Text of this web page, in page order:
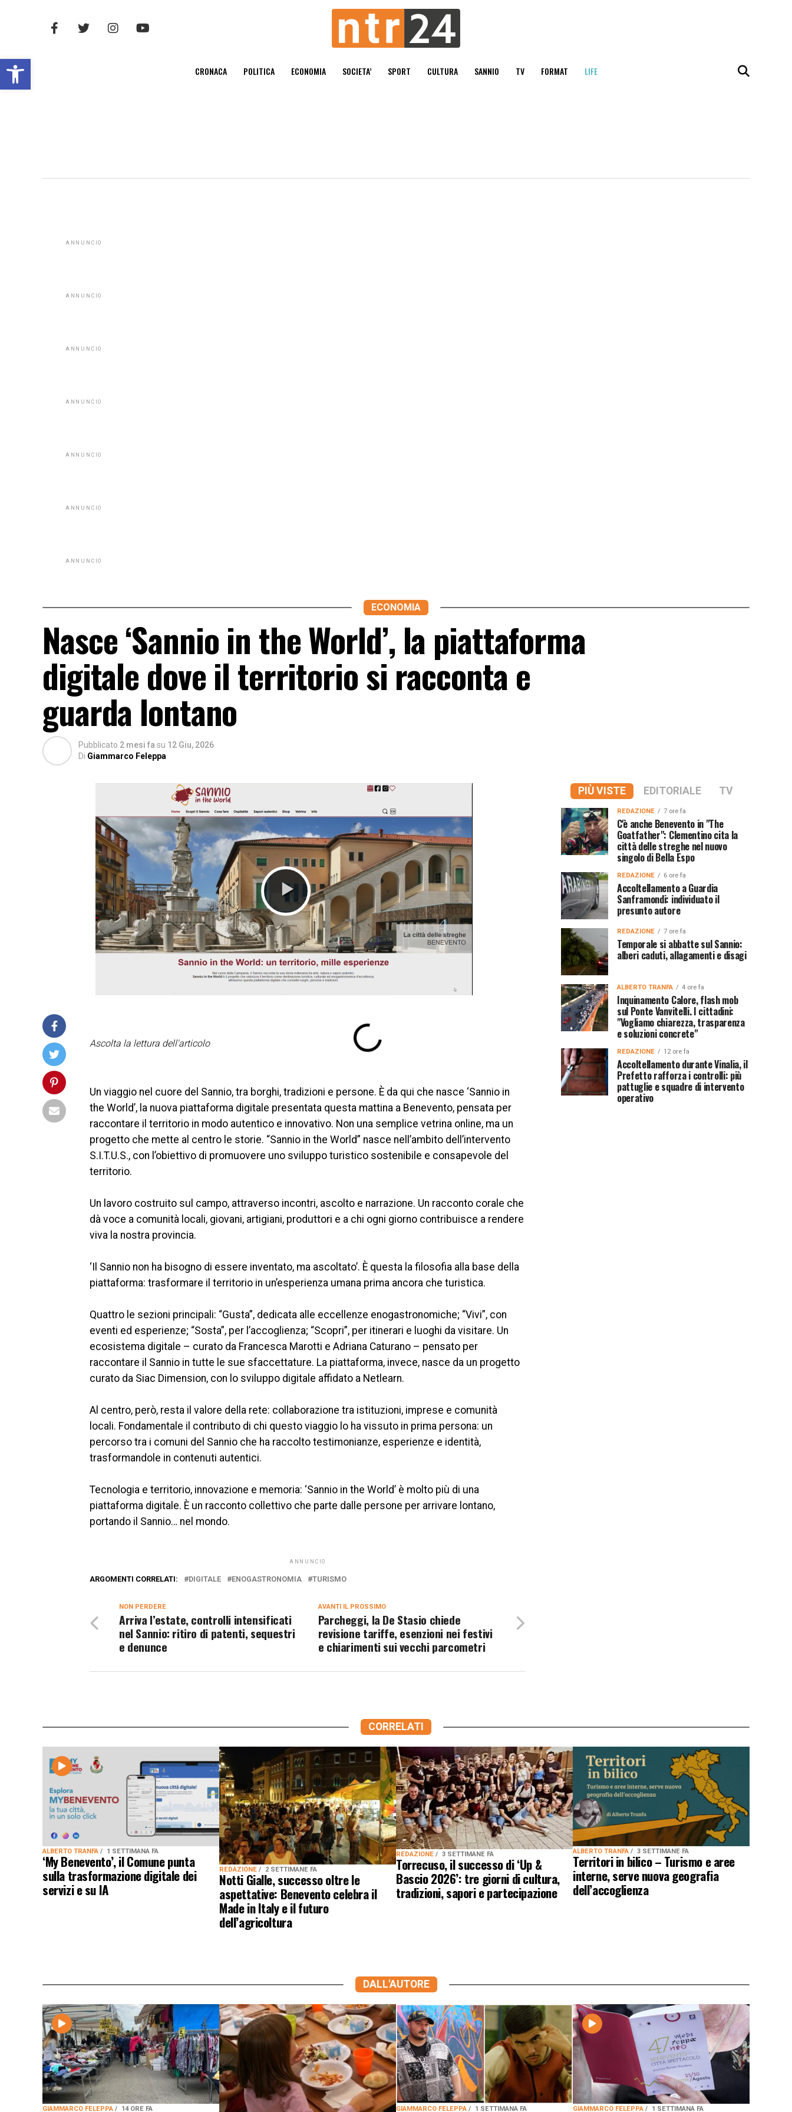
Open toolbar CRONACA POLITICA ECONOMIA SOCIETA’ SPORT CULTURA SANNIO TV FORMAT LIFE
ANNUNCIO
ANNUNCIO
ANNUNCIO
ANNUNCIO
ANNUNCIO
ANNUNCIO
ANNUNCIO
ECONOMIA
Nasce ‘Sannio in the World’, la piattaforma
digitale dove il territorio si racconta e
guarda lontano
Pubblicato 2 mesi fa su 12 Giu, 2026
Di Giammarco Feleppa
Ascolta la lettura dell'articolo
Un viaggio nel cuore del Sannio, tra borghi, tradizioni e persone. È da qui che nasce ‘Sannio in
the World’, la nuova piattaforma digitale presentata questa mattina a Benevento, pensata per
raccontare il territorio in modo autentico e innovativo. Non una semplice vetrina online, ma un
progetto che mette al centro le storie. “Sannio in the World” nasce nell’ambito dell’intervento
S.I.T.U.S., con l’obiettivo di promuovere uno sviluppo turistico sostenibile e consapevole del
territorio.
Un lavoro costruito sul campo, attraverso incontri, ascolto e narrazione. Un racconto corale che
dà voce a comunità locali, giovani, artigiani, produttori e a chi ogni giorno contribuisce a rendere
viva la nostra provincia.
‘Il Sannio non ha bisogno di essere inventato, ma ascoltato’. È questa la filosofia alla base della
piattaforma: trasformare il territorio in un’esperienza umana prima ancora che turistica.
Quattro le sezioni principali: “Gusta”, dedicata alle eccellenze enogastronomiche; “Vivi”, con
eventi ed esperienze; “Sosta”, per l’accoglienza; “Scopri”, per itinerari e luoghi da visitare. Un
ecosistema digitale – curato da Francesca Marotti e Adriana Caturano – pensato per
raccontare il Sannio in tutte le sue sfaccettature. La piattaforma, invece, nasce da un progetto
curato da Siac Dimension, con lo sviluppo digitale affidato a Netlearn.
Al centro, però, resta il valore della rete: collaborazione tra istituzioni, imprese e comunità
locali. Fondamentale il contributo di chi questo viaggio lo ha vissuto in prima persona: un
percorso tra i comuni del Sannio che ha raccolto testimonianze, esperienze e identità,
trasformandole in contenuti autentici.
Tecnologia e territorio, innovazione e memoria: ‘Sannio in the World’ è molto più di una
piattaforma digitale. È un racconto collettivo che parte dalle persone per arrivare lontano,
portando il Sannio… nel mondo.
ANNUNCIO
ARGOMENTI CORRELATI: DIGITALE ENOGASTRONOMIA TURISMO
AVANTI IL ​​PROSSIMO
Parcheggi, la De Stasio chiede
revisione tariffe, esenzioni nei festivi
e chiarimenti sui vecchi parcometri
NON PERDERE
Arriva l’estate, controlli intensificati
nel Sannio: ritiro di patenti, sequestri
e denunce
PIÙ VISTE EDITORIALE TV
REDAZIONE 7 ore fa
C'è anche Benevento in "The
Goatfather": Clementino cita la
città delle streghe nel nuovo
singolo di Bella Espo
REDAZIONE 6 ore fa
Accoltellamento a Guardia
Sanframondi: individuato il
presunto autore
REDAZIONE 7 ore fa
Temporale si abbatte sul Sannio:
alberi caduti, allagamenti e disagi
ALBERTO TRANFA 4 ore fa
Inquinamento Calore, flash mob
sul Ponte Vanvitelli. I cittadini:
"Vogliamo chiarezza, trasparenza
e soluzioni concrete"
REDAZIONE 12 ore fa
Accoltellamento durante Vinalia, il
Prefetto rafforza i controlli: più
pattuglie e squadre di intervento
operativo
CORRELATI
ALBERTO TRANFA 1 SETTIMANA FA
‘My Benevento’, il Comune punta
sulla trasformazione digitale dei
servizi e su IA
REDAZIONE 2 SETTIMANE FA
Notti Gialle, successo oltre le
aspettative: Benevento celebra il
Made in Italy e il futuro
dell’agricoltura
REDAZIONE 3 SETTIMANE FA
Torrecuso, il successo di ‘Up &
Bascio 2026’: tre giorni di cultura,
tradizioni, sapori e partecipazione
ALBERTO TRANFA 3 SETTIMANE FA
Territori in bilico – Turismo e aree
interne, serve nuova geografia
dell’accoglienza
DALL'AUTORE
GIAMMARCO FELEPPA 14 ORE FA GIAMMARCO FELEPPA 1 SETTIMANA FA GIAMMARCO FELEPPA 1 SETTIMANA FA